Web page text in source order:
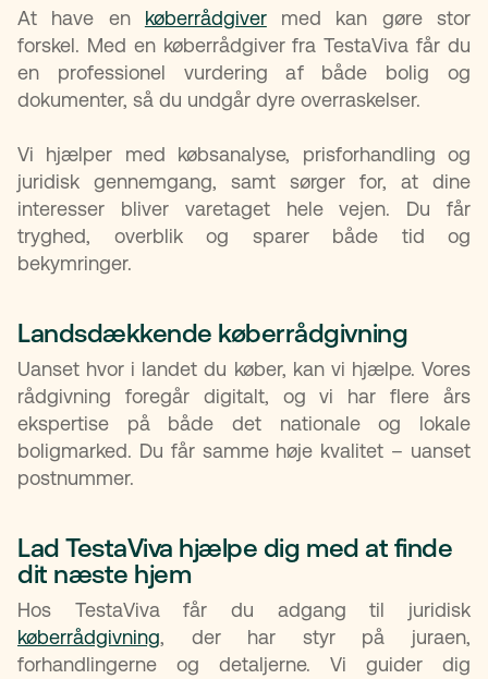
At have en køberrådgivermed kan gøre stor
forskel. Med en køberrådgiver fra TestaViva får du
en professionel vurdering af både bolig og
dokumenter, så du undgår dyre overraskelser.
Vi hjælper med købsanalyse, prisforhandling og
juridisk gennemgang, samt sørger for, at dine
interesser bliver varetaget hele vejen. Du får
tryghed, overblik og sparer både tid og
bekymringer.
Landsdækkende køberrådgivning
Uanset hvor i landet du køber, kan vi hjælpe. Vores
rådgivning foregår digitalt, og vi har flere års
ekspertise på både det nationale og lokale
boligmarked. Du får samme høje kvalitet – uanset
postnummer.
Lad TestaViva hjælpe dig med at finde
dit næste hjem
Hos TestaViva får du adgang til juridisk
køberrådgivning, der har styr på juraen,
forhandlingerne og detaljerne. Vi guider dig